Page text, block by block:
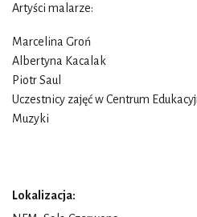
Artyści malarze:
Marcelina Groń
Albertyna Kacalak
Piotr Saul
Uczestnicy zajęć w Centrum
Muzyki
Lokalizacja: